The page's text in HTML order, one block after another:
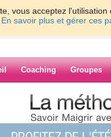
vous acceptez
En savoir plus et gérer ces
Coaching Groupes
>
de